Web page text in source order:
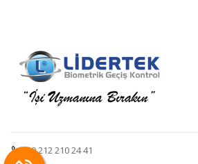
+90 212 210 24 41